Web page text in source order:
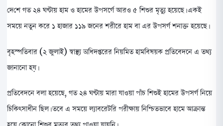
দেশে গত ২৪ ঘণ্টায় হাম ও হামের উপসর্গে আরও ৫ শিশুর মৃত্যু হয়েছে। একই
সময়ে নতুন করে ১ হাজার ১১৯ জনের শরীরে হাম বা এর উপসর্গ শনাক্ত হয়েছে।
বৃহস্পতিবার (২ জুলাই) স্বাস্থ্য অধিদপ্তরের নিয়মিত হামবিষয়ক প্রতিবেদনে এ তথ্য
জানানো হয়।
প্রতিবেদনে বলা হয়েছে, গত ২৪ ঘণ্টায় মারা যাওয়া পাঁচ শিশুই হামের উপসর্গ নিয়ে
চিকিৎসাধীন ছিল। তবে এ সময়ে ল্যাবরেটরি পরীক্ষায় নিশ্চিতভাবে হামে আক্রান্ত